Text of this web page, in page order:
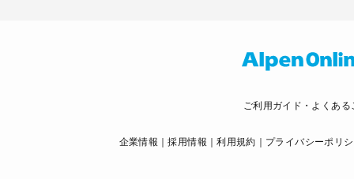
ご利用ガイド・よくある
企業情報 採用情報 利用規約 プライバシーポリ